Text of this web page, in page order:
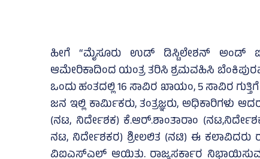
ಹೀಗೆ “ಮೈಸೂರು ಉಡ್ ಡಿಸ್ಟಿಲೇಶನ್ ಅಂಡ್
ಆಮೇರಿಕಾದಿಂದ ಯಂತ್ರ ತರಿಸಿ ಶ್ರಮವಹಿಸಿ
ಒಂದು ಹಂತದಲ್ಲಿ 16 ಸಾವಿರ ಖಾಯಂ, 5 ಸಾವಿರ
ಜನ ಇಲ್ಲಿ ಕಾರ್ಮಿಕರು, ತಂತ್ರಜ್ಞರು, ಅಧಿಕಾರಿಗಳು
(ನಟ, ನಿರ್ದೇಶಕ) ಕೆ.ಆರ್.ಶಾಂತಾರಾಂ
ನಟ, ನಿರ್ದೇಶಕರ) ಶ್ರೀಲಲಿತ (ನಟಿ) ಈ ಕಲಾವಿದರು